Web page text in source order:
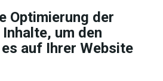
Optimierung der
um den
auf Ihrer Website